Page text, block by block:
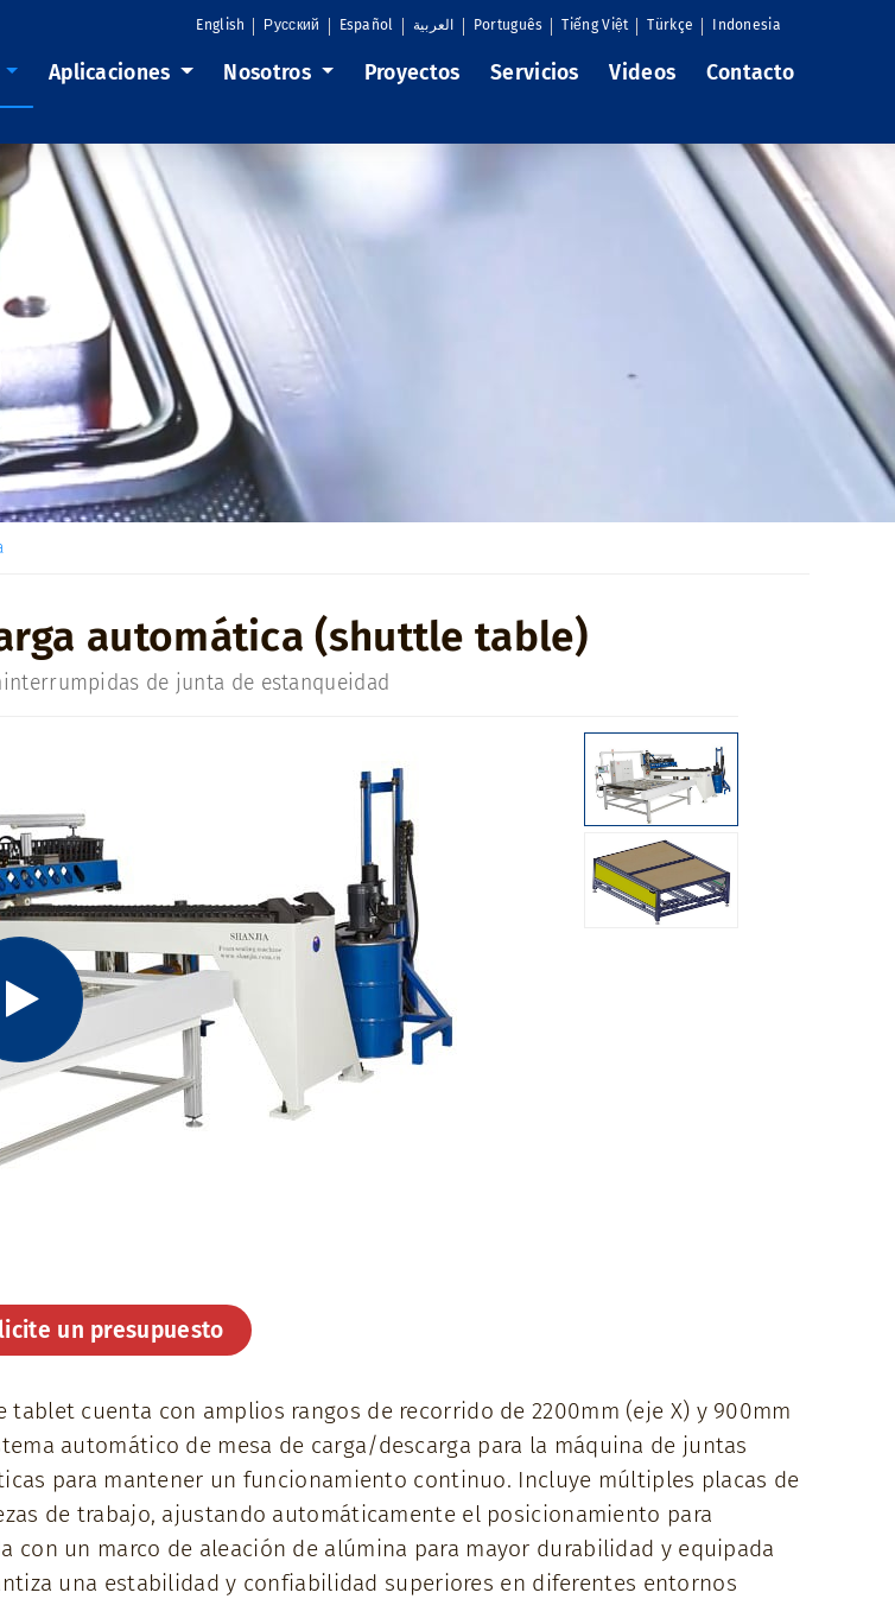
English Русский Español العربية Português Tiếng Việt Türkçe Indonesia
Aplicaciones Nosotros Proyectos Servicios Videos Contacto
automática (shuttle table)
de junta de estanqueidad
un presupuesto
cuenta con amplios rangos de recorrido de 2200mm (eje X) y 900mm
automático de mesa de carga/descarga para la máquina de juntas
para mantener un funcionamiento continuo. Incluye múltiples placas de
de trabajo, ajustando automáticamente el posicionamiento para
con un marco de aleación de alúmina para mayor durabilidad y equipada
una estabilidad y confiabilidad superiores en diferentes entornos